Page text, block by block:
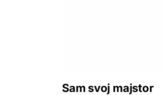
Sam svoj majstor